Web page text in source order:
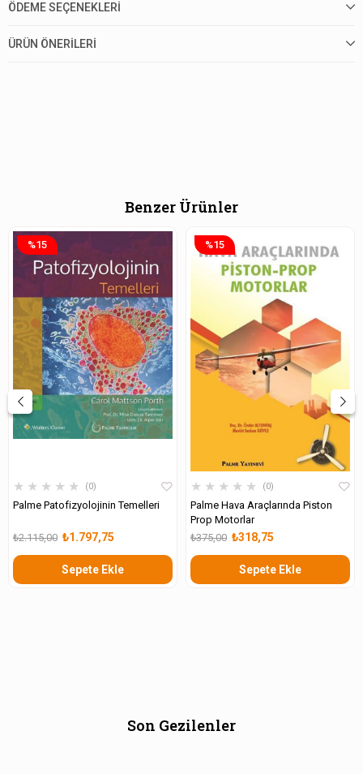
ÖDEME SEÇENEKLERI
ÜRÜN ÖNERILERI
Benzer Ürünler
★ ★ ★ ★ ★ 0
Palme Patofizyolojinin Temelleri
₺1.797,75
₺2.115,00
Sepete Ekle
%15
★ ★ ★ ★ ★ 0
Palme Hava Araçlarında Piston
Prop Motorlar
₺318,75
₺375,00
Sepete Ekle
%15
Son Gezilenler